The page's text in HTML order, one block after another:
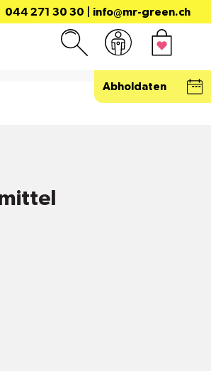
044 271 30 30 info@mr-green.ch
Abholdaten